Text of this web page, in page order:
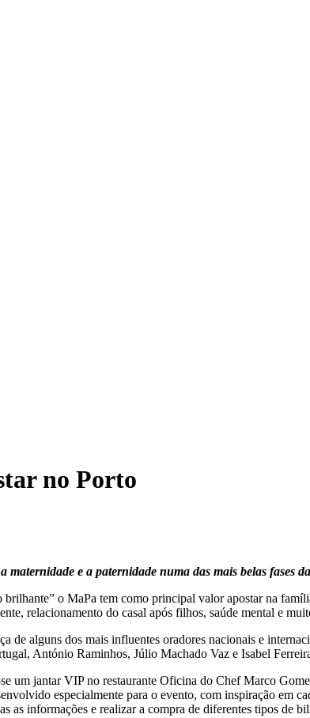
no Porto
e a paternidade numa das mais belas fases
o MaPa tem como principal valor apostar na
relacionamento do casal após filhos, saúde mental e
de alguns dos mais influentes oradores nacionais e
António Raminhos, Júlio Machado Vaz e Isabel
um jantar VIP no restaurante Oficina do Chef Marco
especialmente para o evento, com inspiração em
as informações e realizar a compra de diferentes tipos de